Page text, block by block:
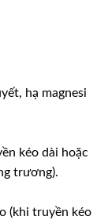
hạ magnesi
kéo dài hoặc
trương).
(khi truyền kéo